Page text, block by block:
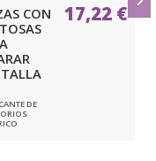
CON
DE
17,22 €